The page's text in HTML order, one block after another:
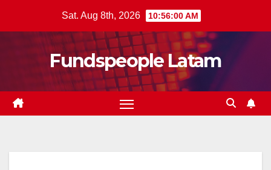
Sat. Aug 8th, 2026 10:56:01 AM
Fundspeople Latam